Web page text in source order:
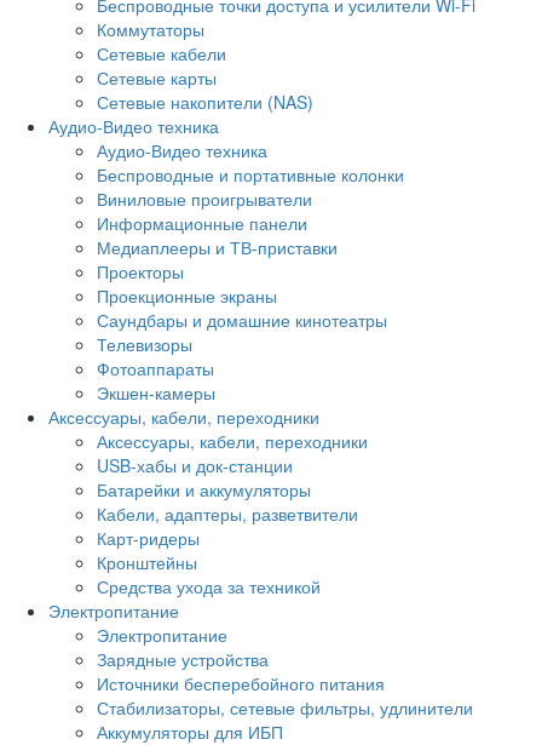
Коммутаторы
Сетевые кабели
Сетевые карты
Сетевые накопители (NAS)
Аудио-Видео техника
Аудио-Видео техника
Беспроводные и портативные колонки
Виниловые проигрыватели
Информационные панели
Медиаплееры и ТВ-приставки
Проекторы
Проекционные экраны
Саундбары и домашние кинотеатры
Телевизоры
Фотоаппараты
Экшен-камеры
Аксессуары, кабели, переходники
Аксессуары, кабели, переходники
USB-хабы и док-станции
Батарейки и аккумуляторы
Кабели, адаптеры, разветвители
Карт-ридеры
Кронштейны
Средства ухода за техникой
Электропитание
Электропитание
Зарядные устройства
Источники бесперебойного питания
Стабилизаторы, сетевые фильтры, удлинители
Аккумуляторы для ИБП